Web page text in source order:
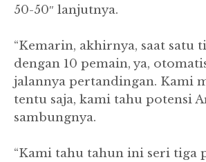
50-50″ lanjutnya.
“Kemarin, akhirnya, saat satu
dengan 10 pemain, ya,
jalannya pertandingan. Kami
tentu saja, kami tahu potensi
sambungnya.
“Kami tahu tahun ini seri tiga